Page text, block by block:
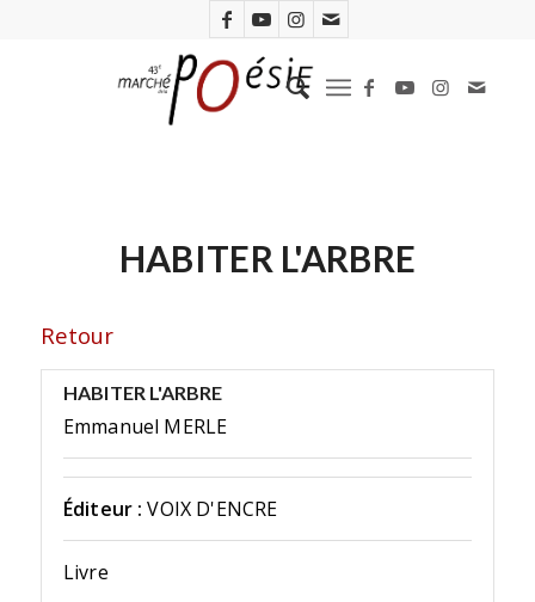
HABITER L'ARBRE
Retour
HABITER L'ARBRE
Emmanuel MERLE
Éditeur : VOIX D'ENCRE
Livre